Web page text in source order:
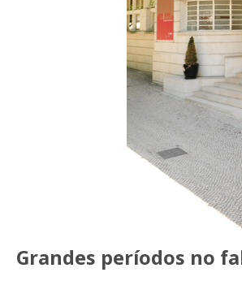
Grandes períodos no